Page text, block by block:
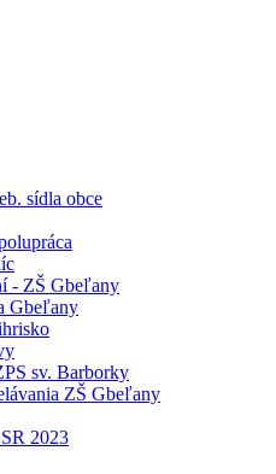
sídla obce
- ZŠ Gbeľany
Gbeľany
sv. Barborky
ZŠ Gbeľany
2023